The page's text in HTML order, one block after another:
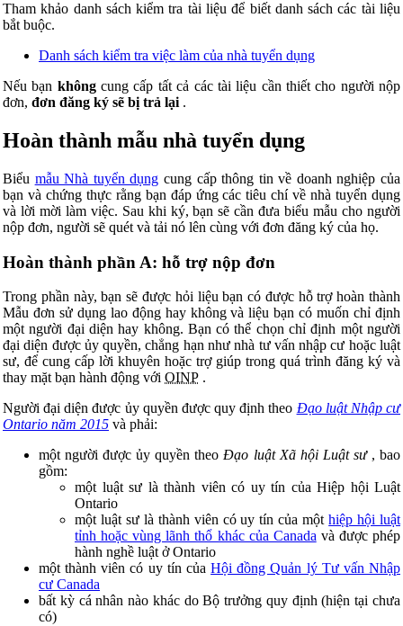
Tham khảo danh sách kiểm tra tài liệu để biết danh sách các tài liệu
bắt buộc.
Danh sách kiểm tra việc làm của nhà tuyển dụng
Nếu bạn khôngcung cấp tất cả các tài liệu cần thiết cho người nộp
đơn, đơn đăng ký sẽ bị trả lại .
Hoàn thành mẫu nhà tuyển dụng
Biểu mẫu Nhà tuyển dụng cung cấp thông tin về doanh nghiệp của
bạn và chứng thực rằng bạn đáp ứng các tiêu chí về nhà tuyển dụng
và lời mời làm việc. Sau khi ký, bạn sẽ cần đưa biểu mẫu cho người
nộp đơn, người sẽ quét và tải nó lên cùng với đơn đăng ký của họ.
Hoàn thành phần A: hỗ trợ nộp đơn
Trong phần này, bạn sẽ được hỏi liệu bạn có được hỗ trợ hoàn thành
Mẫu đơn sử dụng lao động hay không và liệu bạn có muốn chỉ định
một người đại diện hay không. Bạn có thể chọn chỉ định một người
đại diện được ủy quyền, chẳng hạn như nhà tư vấn nhập cư hoặc luật
sư, để cung cấp lời khuyên hoặc trợ giúp trong quá trình đăng ký và
thay mặt bạn hành động với OINP .
Người đại diện được ủy quyền được quy định theo Đạo luật Nhập cư
Ontario năm 2015 và phải:
một người được ủy quyền theoĐạo luật Xã hội Luật sư, bao
gồm:
một luật sư là thành viên có uy tín của Hiệp hội Luật
Ontario
một luật sư là thành viên có uy tín của mộthiệp hội luật
tỉnh hoặc vùng lãnh thổ khác của Canada và được phép
hành nghề luật ở Ontario
một thành viên có uy tín củaHội đồng Quản lý Tư vấn Nhập
cư Canada
bất kỳ cá nhân nào khác do Bộ trưởng quy định (hiện tại chưa
có)